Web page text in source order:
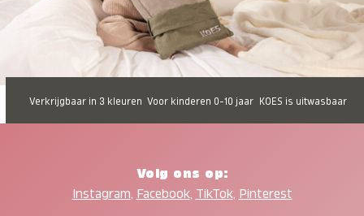
Verkrijgbaar in 3 kleuren Voor kinderen 0-10 jaar KOES is uitwasbaar
Volg ons op:
Instagram, Facebook, TikTok, Pinterest